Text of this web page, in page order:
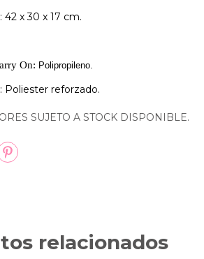
42 x 30 x 17 cm.
On: Polipropileno.
Poliester reforzado.
SUJETO A STOCK DISPONIBLE.
relacionados